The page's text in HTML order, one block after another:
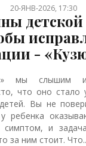
20-ЯНВ-2026, 17:30
детской
-
мы слышим и
что оно стало
Вы не
ребенка
и
за ним стоит.